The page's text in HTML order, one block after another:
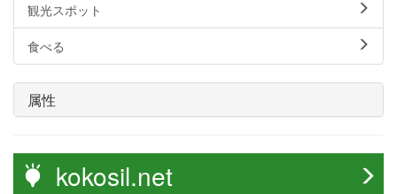
観光スポット
食べる
属性
kokosil.net